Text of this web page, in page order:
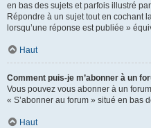
en bas des sujets et parfois illustré
Répondre à un sujet tout en cochant
lorsqu’une réponse est publiée »
Haut
Comment puis-je m’abonner à un
Vous pouvez vous abonner à un
« S’abonner au forum » situé en bas
Haut